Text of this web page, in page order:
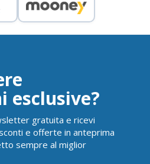
esclusive?
gratuita e ricevi
e offerte in anteprima
sempre al miglior